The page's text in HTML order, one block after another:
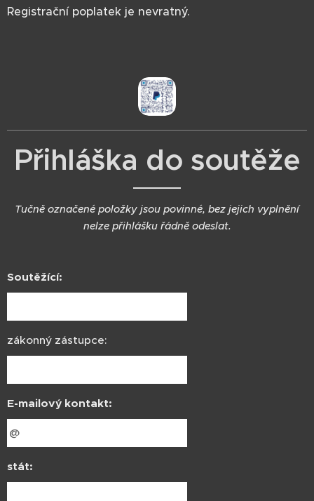
Registrační poplatek je nevratný.
Přihláška do soutěže
Tučně označené položky jsou povinné, bez jejich vyplnění
nelze přihlášku řádně odeslat.
Soutěžící:
zákonný zástupce:
E-mailový kontakt:
stát: